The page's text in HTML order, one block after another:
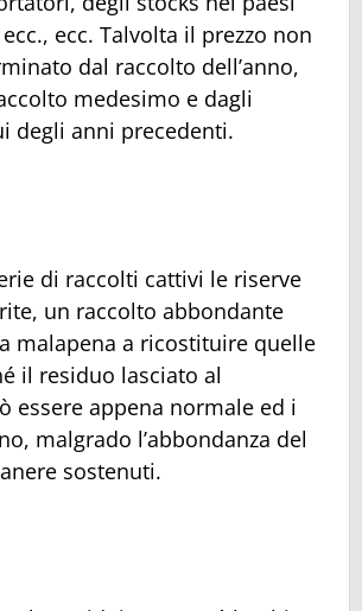
ecc. Talvolta il prezzo non
dal raccolto dell’anno,
medesimo e dagli
degli anni precedenti.
di raccolti cattivi le riserve
un raccolto abbondante
malapena a ricostituire quelle
il residuo lasciato al
essere appena normale ed i
malgrado l’abbondanza del
sostenuti.